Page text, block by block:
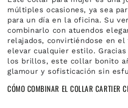
múltiples ocasiones, ya sea
para un día en la oficina. Su
combinarlo con atuendos
relajados, convirtiéndose en
elevar cualquier estilo.
los brillos, este collar bonito
glamour y sofisticación sin
CÓMO COMBINAR EL COLLAR CARTIER